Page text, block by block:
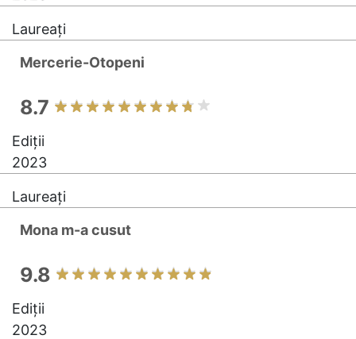
Laureați
Mercerie-Otopeni
8.7
Ediții
2023
Laureați
Mona m-a cusut
9.8
Ediții
2023